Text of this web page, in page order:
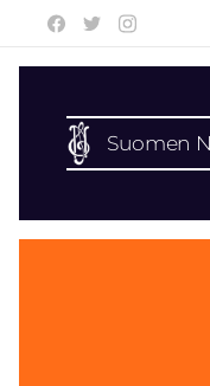
Suomen